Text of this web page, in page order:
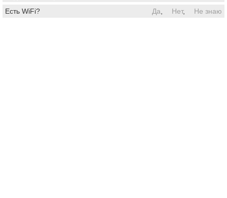
Есть WiFi?
Да Нет, Не знаю